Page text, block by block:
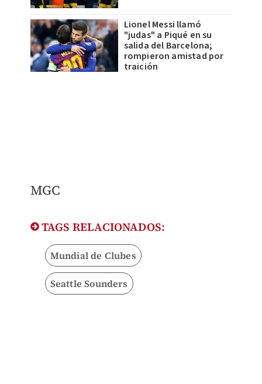
Lionel Messi llamó
"judas" a Piqué en su
salida del Barcelona;
rompieron amistad por
traición
MGC
TAGS RELACIONADOS:
Mundial de Clubes
Seattle Sounders